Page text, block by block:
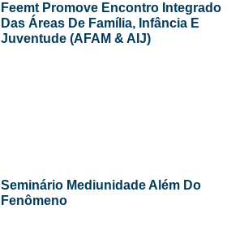
Feemt Promove Encontro Integrado
Das Áreas De Família, Infância E
Juventude (AFAM & AIJ)
Seminário Mediunidade Além Do
Fenômeno